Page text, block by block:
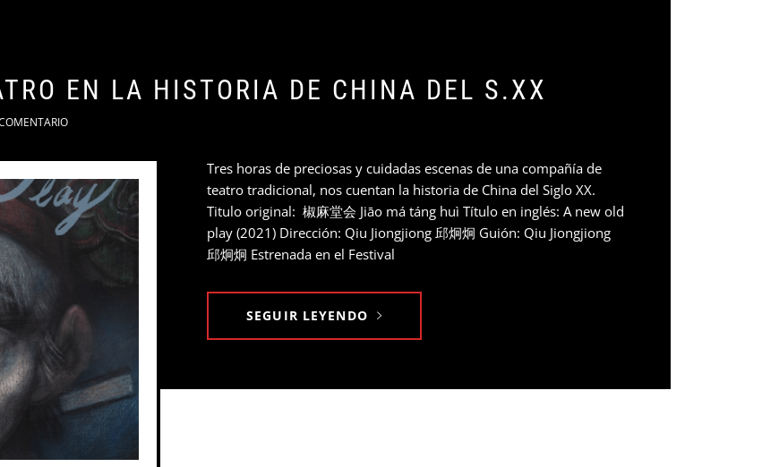
EN LA HISTORIA DE CHINA DEL S.XX
Tres horas de preciosas y cuidadas escenas de una compañía de
teatro tradicional, nos cuentan la historia de China del Siglo XX.
Titulo original: ​ 椒麻堂会 ​Jiāo má táng huì Título en inglés: A new old
play (2021) Dirección: Qiu Jiongjiong 邱炯炯 Guión: Qiu Jiongjiong
邱炯炯 Estrenada en el Festival
SEGUIR LEYENDO